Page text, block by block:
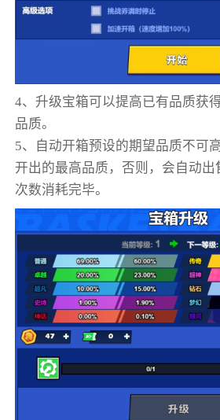
4、升级宝箱可以提高已有品质获
品质。
5、自动开箱预设的期望品质不可
开出的最高品质，否则，会自动
次数消耗完毕。